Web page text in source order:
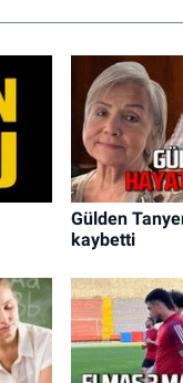
Gülden
kaybetti